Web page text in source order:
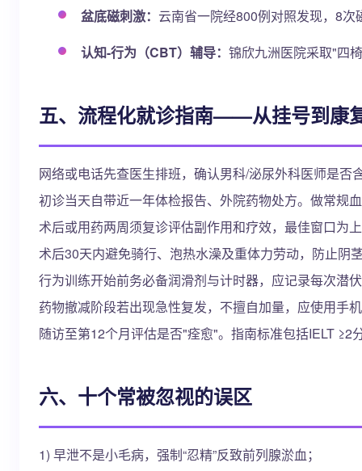
盆底磁刺激： 云南省一院经800例对照发现，8
认知-行为（CBT）辅导： 锦欣九洲医院采取"四
五、流程化就诊指南——从挂号到康
网络或电话先查医生排班，确认男科/泌尿外科医师是
初诊当天自带近一年体检报告、外院药物处方。做常规
术后或用药两周须复诊评估副作用和疗效，最佳窗口为
术后30天内避免骑行、泡热水澡及重体力劳动，防止阴
行为训练开始前务必备润滑剂与计时器，应记录每次潜
药物撤减阶段若出现急性复发，不擅自加量，应使用手
随访至第12个月评估是否"痊愈"。指南标准包括IELT
六、十个常被忽视的误区
1) 早泄不是小毛病，强制“忍精”反致前列腺淤血；